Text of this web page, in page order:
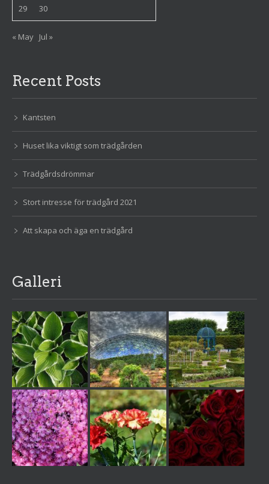
29 30
« May Jul »
Recent Posts
Kantsten
Huset lika viktigt som trädgården
Trädgårdsdrömmar
Stort intresse för trädgård 2021
Att skapa och äga en trädgård
Galleri